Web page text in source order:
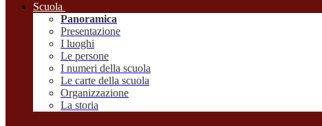
Scuola
Panoramica
Presentazione
I luoghi
Le persone
I numeri della scuola
Le carte della scuola
Organizzazione
La storia